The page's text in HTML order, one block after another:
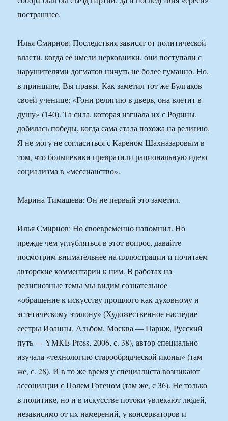
пострашнее.
Илья Смирнов: Последствия зависят от политической
власти, когда ее имели церковники, они поступали с
нарушителями догматов ничуть не более гуманно. Но,
в принципе, Вы правы. Как заметил тот же Булгаков
своей ученице: «Гони религию в дверь, она влетит в
душу» (140). Та сила, которая изгнала их с Родины,
добилась победы, когда сама стала похожа на религию.
Я не могу не согласиться с Кареном Шахназаровым в
том, что большевики превратили рациональную идею
социализма в «мессианство».
Марина Тимашева: Он не первый это заметил.
Илья Смирнов: Но своевременно напомнил. Но
прежде чем углубляться в этот вопрос, давайте
посмотрим внимательнее на иллюстрации и почитаем
авторские комментарии к ним. В работах на
религиозные темы мы видим сознательное
«обращение к искусству прошлого как духовному и
эстетическому эталону» (Художественное наследие
сестры Иоанны. Альбом. Москва — Париж, Русский
путь — YMKE-Press, 2006, с. 38), автор специально
изучала «технологию старообрядческой иконы» (там
же, с. 28). И в то же время у специалиста возникают
ассоциации с Полем Гогеном (там же, с 36). Не только
в политике, но и в искусстве потоки увлекают людей,
независимо от их намерений, у консерваторов и